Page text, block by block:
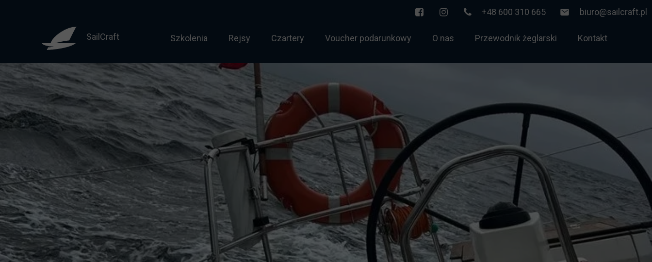
biuro@sailcraft.pl
+48 600 310 665
SailCraft Szkolenia
Sternik motorowodny
Motorowodny sternik morski
Licencja do holowania
Żeglarz jachtowy tygodniowy
Żeglarz jachtowy weekendowy
Jachtowy sternik morski
Manewrowanie jachtem
Rejsy
Norwegia 2026
Bałtyk
Rejs jednodniowy
Zachód Słońca
Twój rejs
Czartery Voucher podarunkowy O nas Przewodnik żeglarski Kontakt